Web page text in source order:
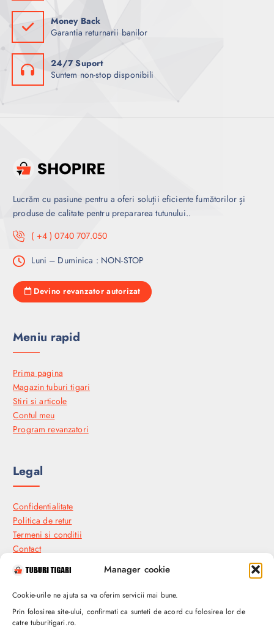
Manager cookie
Cookie-urile ne ajuta sa va oferim servicii mai bune.
Prin folosirea site-ului, confirmati ca sunteti de acord cu folosirea lor de
catre tuburitigari.ro.
Money Back
Garantia returnarii banilor
24/7 Suport
Suntem non-stop disponibili
Lucrăm cu pasiune pentru a oferi soluții eficiente fumătorilor și
produse de calitate pentru prepararea tutunului..
( +4 ) 0740 707.050
Luni – Duminica : NON-STOP
Devino revanzator autorizat
Meniu rapid
Prima pagina
Magazin tuburi tigari
Stiri si articole
Contul meu
Program revanzatori
Legal
Confidentialitate
Politica de retur
Termeni si conditii
Contact
Industial Plants and Seeds SRL
Soseaua Bucuresti-Urziceni, Nr. 67A